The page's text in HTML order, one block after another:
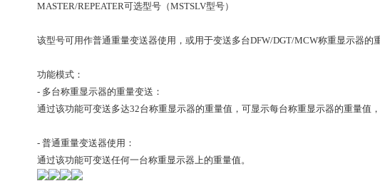
MASTER/REPEATER可选型号（MSTSLV型号）
该型号可用作普通重量变送器使用，或用于变送多台DFW/DGT/MCW称重显示器的
功能模式：
- 多台称重显示器的重量变送：
通过该功能可变送多达32台称重显示器的重量值，可显示每台称重显示器的重量值，
- 普通重量变送器使用：
通过该功能可变送任何一台称重显示器上的重量值。